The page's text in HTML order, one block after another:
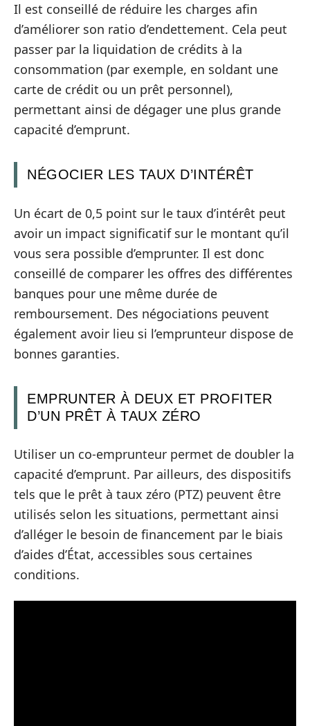
Il est conseillé de réduire les charges afin
d’améliorer son ratio d’endettement. Cela peut
passer par la liquidation de crédits à la
consommation (par exemple, en soldant une
carte de crédit ou un prêt personnel),
permettant ainsi de dégager une plus grande
capacité d’emprunt.
NÉGOCIER LES TAUX D’INTÉRÊT
Un écart de 0,5 point sur le taux d’intérêt peut
avoir un impact significatif sur le montant qu’il
vous sera possible d’emprunter. Il est donc
conseillé de comparer les offres des différentes
banques pour une même durée de
remboursement. Des négociations peuvent
également avoir lieu si l’emprunteur dispose de
bonnes garanties.
EMPRUNTER À DEUX ET PROFITER
D’UN PRÊT À TAUX ZÉRO
Utiliser un co-emprunteur permet de doubler la
capacité d’emprunt. Par ailleurs, des dispositifs
tels que le prêt à taux zéro (PTZ) peuvent être
utilisés selon les situations, permettant ainsi
d’alléger le besoin de financement par le biais
d’aides d’État, accessibles sous certaines
conditions.